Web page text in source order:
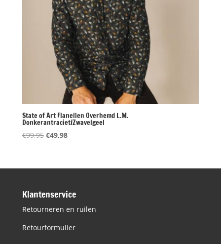
State of Art Flanellen Overhemd L.M.
Donkerantraciet/Zwavelgeel
€99,95 Oorspronkelijke
€99,95.
€49,98Huidige
€49,98.
Klantenservice
Retourneren en ruilen
Retourformulier